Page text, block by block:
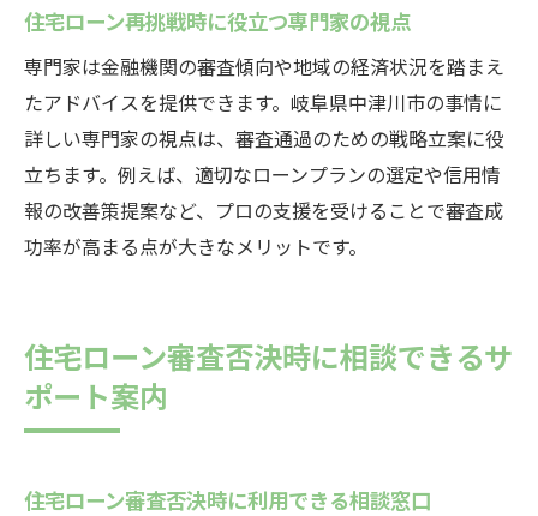
住宅ローンと物件評価の見直しポイント
住宅ローン審査対策で注目の生活改善例
住宅ローン見直し時に役立つ相談先案内
住宅ローン審査に通らない理由と改善アプロー
チ
住宅ローン審査否決の主な理由と対応策
住宅ローン審査に強くなる信用情報対策
住宅ローン審査で見落としがちな注意点
住宅ローン審査で重視される属性の解説
住宅ローン改善アプローチ事例集
住宅ローン審査の不安を解消する相談手順
住宅ローン再挑戦時に役立つ専門家の視点
専門家は金融機関の審査傾向や地域の経済状況を踏まえ
たアドバイスを提供できます。岐阜県中津川市の事情に
詳しい専門家の視点は、審査通過のための戦略立案に役
立ちます。例えば、適切なローンプランの選定や信用情
報の改善策提案など、プロの支援を受けることで審査成
功率が高まる点が大きなメリットです。
住宅ローン審査否決時に相談できるサ
ポート案内
住宅ローン審査否決時に利用できる相談窓口